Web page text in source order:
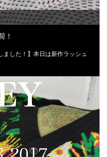
！
ました！】本日は新作ラッシュ